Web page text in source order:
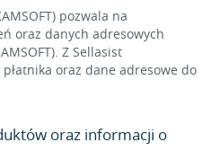
pozwala na
oraz danych adresowych
Z Sellasist
oraz dane adresowe do
oraz informacji o